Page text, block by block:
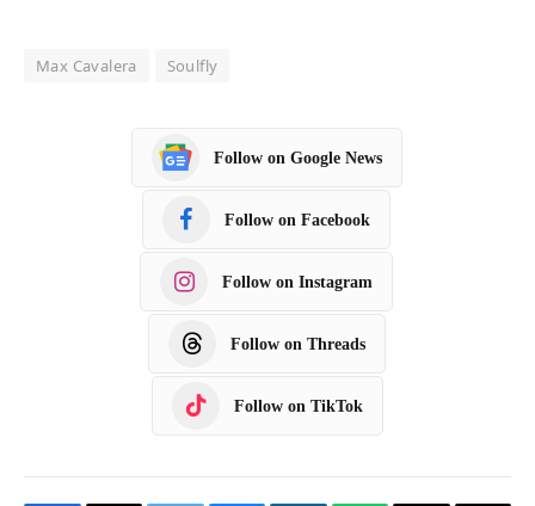
Max Cavalera Soulfly
Follow on Google News
Follow on Facebook
Follow on Instagram
Follow on Threads
Follow on TikTok